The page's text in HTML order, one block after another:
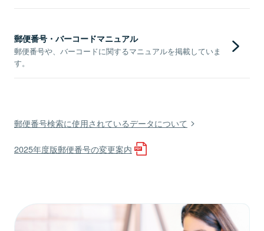
郵便番号・バーコードマニュアル
郵便番号や、バーコードに関するマニュアルを掲載していま
す。
郵便番号検索に使用されているデータについて
2025年度版郵便番号の変更案内